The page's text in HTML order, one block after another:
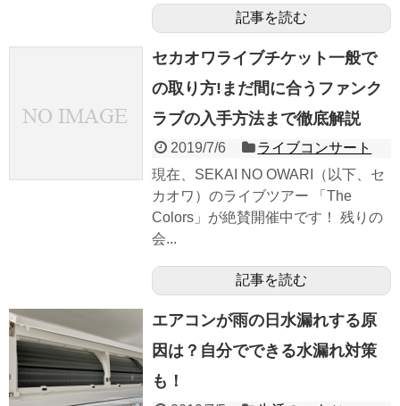
記事を読む
セカオワライブチケット一般で
の取り方!まだ間に合うファンク
ラブの入手方法まで徹底解説
2019/7/6
ライブコンサート
現在、SEKAI NO OWARI（以下、セ
カオワ）のライブツアー 「The
Colors」が絶賛開催中です！ 残りの
会...
記事を読む
エアコンが雨の日水漏れする原
因は？自分でできる水漏れ対策
も！